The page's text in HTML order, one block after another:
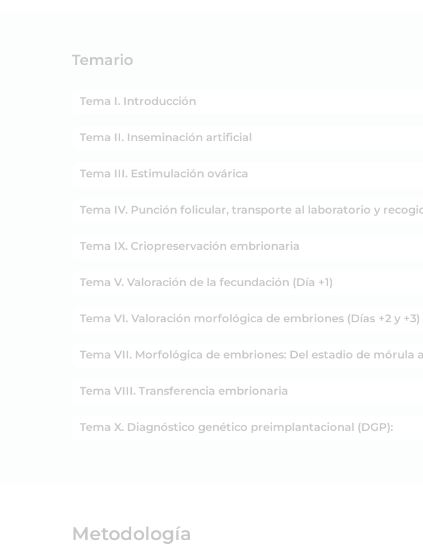
Temario
Tema I. Introducción
Tema II. Inseminación artificial
Tema III. Estimulación ovárica
Tema IV. Punción folicular, transporte al laboratorio y
Tema IX. Criopreservación embrionaria
Tema V. Valoración de la fecundación (Día +1)
Tema VI. Valoración morfológica de embriones (Días +2 y +3)
Tema VII. Morfológica de embriones: Del estadio de mórula
Tema VIII. Transferencia embrionaria
Tema X. Diagnóstico genético preimplantacional (DGP):
Metodología